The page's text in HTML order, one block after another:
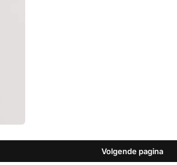
Volgende pagina